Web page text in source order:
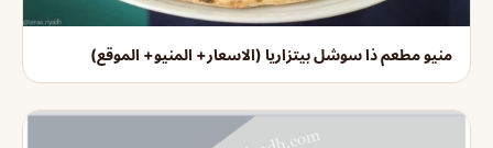
منيو مطعم ذا سوشل بيتزاريا (الاسعار+ المنيو+ الموقع)